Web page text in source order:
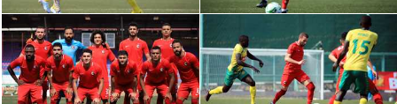
الدوري الألماني
الدوري الفرنسي
الدوري السعودي للمحترفين